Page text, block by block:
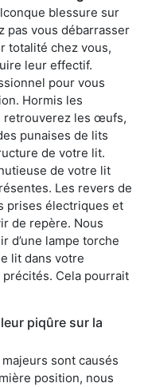
blessure sur
pas vous débarrasser
totalité chez vous,
leur effectif.
pour vous
Hormis les
retrouverez les œufs,
punaises de lits
de votre lit.
de votre lit
Les revers de
prises électriques et
de repère. Nous
d’une lampe torche
lit dans votre
Cela pourrait
piqûre sur la
sont causés
position, nous